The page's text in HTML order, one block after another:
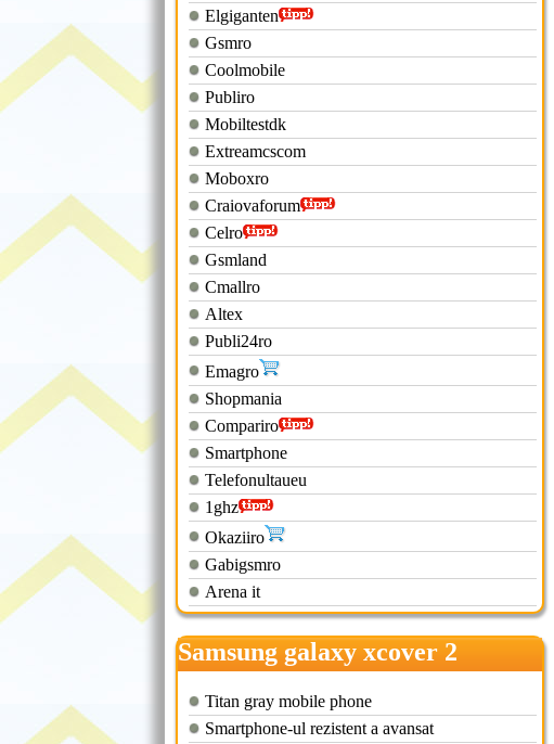
Elgiganten
Gsmro
Coolmobile
Publiro
Mobiltestdk
Extreamcscom
Moboxro
Craiovaforum
Celro
Gsmland
Cmallro
Altex
Publi24ro
Emagro
Shopmania
Compariro
Smartphone
Telefonultaueu
1ghz
Okaziiro
Gabigsmro
Arena it
Samsung galaxy xcover 2
cumpara
Titan gray mobile phone
Smartphone-ul rezistent a avansat